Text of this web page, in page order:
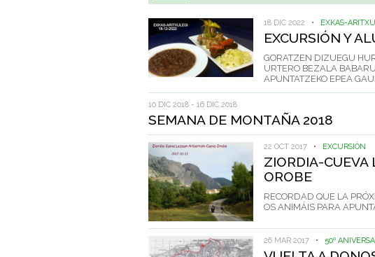
18 DIC 2022 • EXKAS-
EXCURSIÓN Y
GORATZEN DIZUEGU
URTERO BEZALA
APUNTATZEKO EPEA
10 DIC 2018 - 16 DIC 2018
SEMANA DE MONTAÑA 2018
22 OCT 2017 • EXCURSIÓN
ZIORDIA-CUEVA
OROBE
RECORDAD QUE LA
OS ANIMÁIS PARA
26 MAR 2017 • 50º